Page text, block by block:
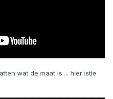
wat de maat is ... hier istie